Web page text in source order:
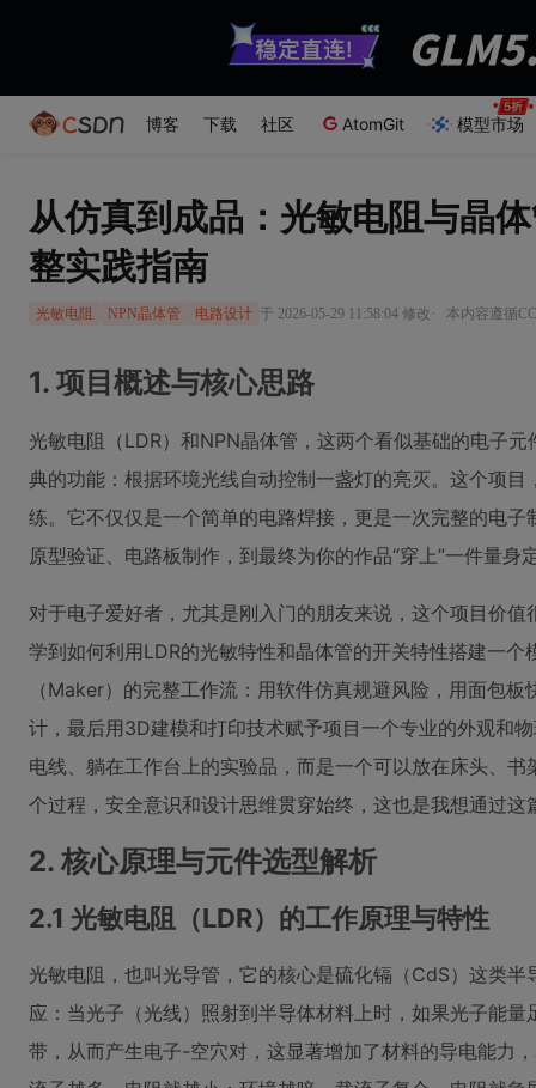
博客 下载 社区 AtomGit 模型市场
从仿真到成品：光敏电阻与晶
整实践指南
光敏电阻 NPN晶体管 电路设计 于 2026-05-29 11:58:04 修改 · 本内容遵循
1. 项目概述与核心思路
光敏电阻（LDR）和NPN晶体管，这两个看似基础的电子
典的功能：根据环境光线自动控制一盏灯的亮灭。这个项目
练。它不仅仅是一个简单的电路焊接，更是一次完整的电
原型验证、电路板制作，到最终为你的作品“穿上”一件量身
对于电子爱好者，尤其是刚入门的朋友来说，这个项目价
学到如何利用LDR的光敏特性和晶体管的开关特性搭建一
（Maker）的完整工作流：用软件仿真规避风险，用面包
计，最后用3D建模和打印技术赋予项目一个专业的外观和
电线、躺在工作台上的实验品，而是一个可以放在床头、
个过程，安全意识和设计思维贯穿始终，这也是我想通过这
2. 核心原理与元件选型解析
2.1 光敏电阻（LDR）的工作原理与特性
光敏电阻，也叫光导管，它的核心是硫化镉（CdS）这类
应：当光子（光线）照射到半导体材料上时，如果光子能
带，从而产生电子-空穴对，这显著增加了材料的导电能力